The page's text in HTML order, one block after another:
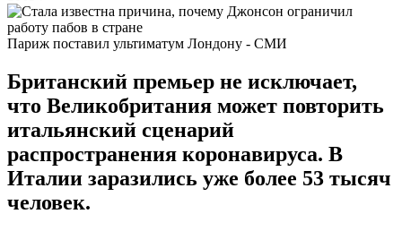
Париж поставил ультиматум Лондону - СМИ
Британский премьер не исключает,
что Великобритания может повторить
итальянский сценарий
распространения коронавируса. В
Италии заразились уже более 53 тысяч
человек.